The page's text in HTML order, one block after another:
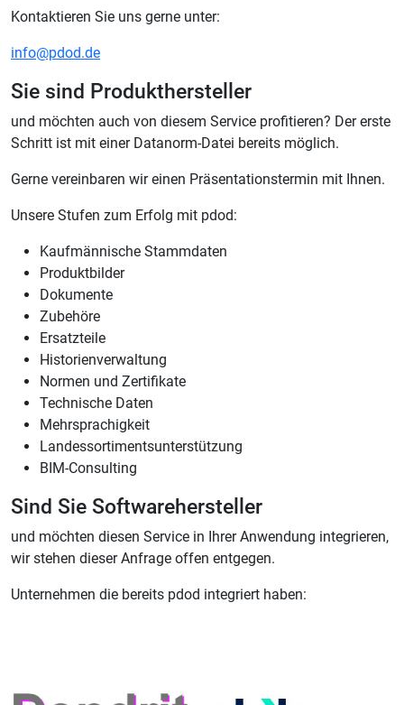
Kontaktieren Sie uns gerne unter:
info@pdod.de
Sie sind Produkthersteller
und möchten auch von diesem Service profitieren? Der erste
Schritt ist mit einer Datanorm-Datei bereits möglich.
Gerne vereinbaren wir einen Präsentationstermin mit Ihnen.
Unsere Stufen zum Erfolg mit pdod:
Kaufmännische Stammdaten
Produktbilder
Dokumente
Zubehöre
Ersatzteile
Historienverwaltung
Normen und Zertifikate
Technische Daten
Mehrsprachigkeit
Landessortimentsunterstützung
BIM-Consulting
Sind Sie Softwarehersteller
und möchten diesen Service in Ihrer Anwendung integrieren,
wir stehen dieser Anfrage offen entgegen.
Unternehmen die bereits pdod integriert haben: